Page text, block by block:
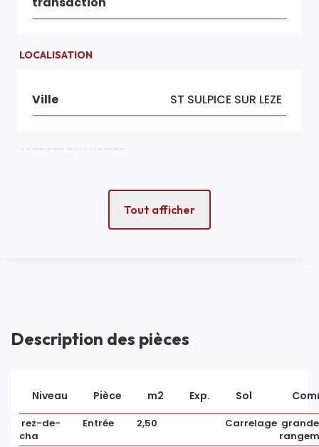
LOCALISATION
Ville ST SULPICE SUR LEZE
ASPECTS FINANCIERS
150000 EUR
Bien soumis à
Non
COPROPRIÉTÉ
Bien en
Non
Tout afficher
Description des pièces
Niveau Pièce m2 Exp. Sol
rez-de-
cha
Entrée 2,50 Carrelage